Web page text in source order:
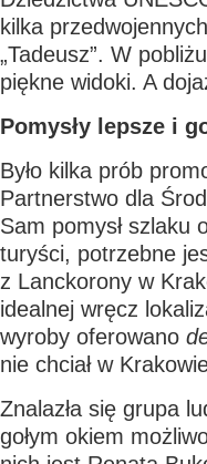
kilka
„Tadeusz”. W
piękne widoki. A
Pomysły lepsze i
Było kilka prób
Partnerstwo dla
Sam pomysł szlaku
turyści, potrzebne
z Lanckorony w
idealnej wręcz
wyroby oferowano
nie chciał w
Znalazła się grupa
gołym okiem